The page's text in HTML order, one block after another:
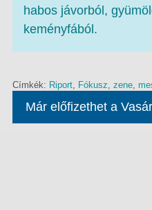
habos jávorból,
keményfából.
Címkék: Riport, Fókusz zene,
Már előfizethet a